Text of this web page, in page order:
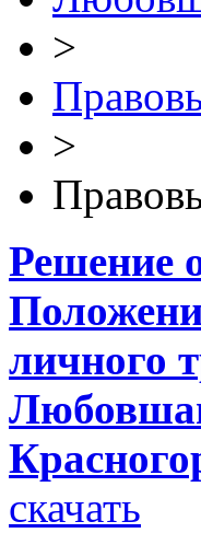
>
>
Решение
личного
скачать